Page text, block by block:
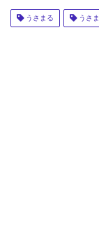
うさまる うさ